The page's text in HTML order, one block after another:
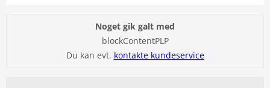
Noget gik galt med
blockContentPLP
Du kan evt. kontakte kundeservice